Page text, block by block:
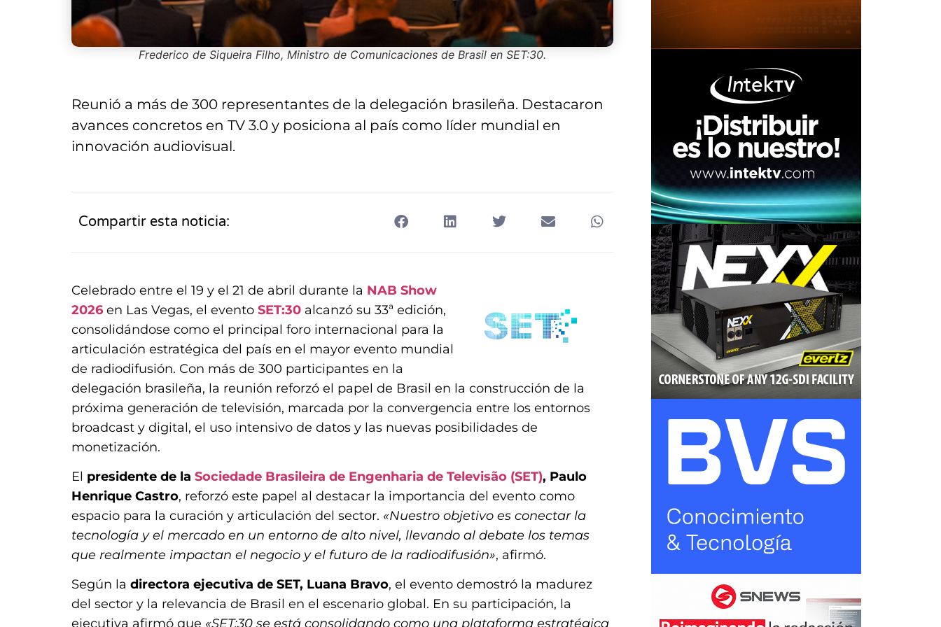
Frederico de Siqueira Filho, Ministro de Comunicaciones de Brasil en SET:30.
Reunió a más de 300 representantes de la delegación brasileña. Destacaron
avances concretos en TV 3.0 y posiciona al país como líder mundial en
innovación audiovisual.
Compartir esta noticia:
Celebrado entre el 19 y el 21 de abril durante la NAB Show
2026 en Las Vegas, el evento SET:30 alcanzó su 33ª edición,
consolidándose como el principal foro internacional para la
articulación estratégica del país en el mayor evento mundial
de radiodifusión. Con más de 300 participantes en la
delegación brasileña, la reunión reforzó el papel de Brasil en la construcción de la
próxima generación de televisión, marcada por la convergencia entre los entornos
broadcast y digital, el uso intensivo de datos y las nuevas posibilidades de
monetización.
El presidente de la Sociedade Brasileira de Engenharia de Televisão (SET), Paulo
Henrique Castro, reforzó este papel al destacar la importancia del evento como
espacio para la curación y articulación del sector. «Nuestro objetivo es conectar la
tecnología y el mercado en un entorno de alto nivel, llevando al debate los temas
que realmente impactan el negocio y el futuro de la radiodifusión», afirmó.
Según la directora ejecutiva de SET, Luana Bravo, el evento demostró la madurez
del sector y la relevancia de Brasil en el escenario global. En su participación, la
ejecutiva afirmó que «SET:30 se está consolidando como una plataforma estratégica